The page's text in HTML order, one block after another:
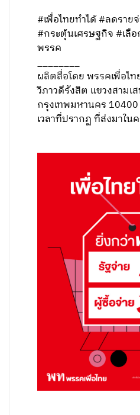
#เพื่อไทยทำได้ #ลดราย
#กระตุ้นเศรษฐกิจ #เลื
พรรค
________
ผลิตสื่อโดย พรรคเพื่อไ
วิภาวดีรังสิต แขวงสามเ
กรุงเทพมหานคร
เวลาที่ปรากฏ ที่ส่งมาใน